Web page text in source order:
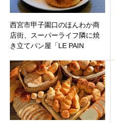
西宮市甲子園口のほんわか商
店街、スーパーライフ隣に焼
き立てパン屋「LE PAIN
ープン